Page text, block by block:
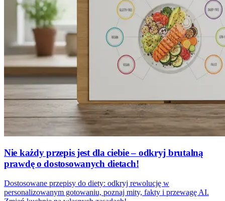
Nie każdy przepis jest dla ciebie – odkryj brutalną
prawdę o dostosowanych dietach!
Dostosowane przepisy do diety: odkryj rewolucję w
personalizowanym gotowaniu, poznaj mity, fakty i przewagę AI.